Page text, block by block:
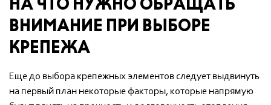
НА ЧТО НУЖНО ОБРАЩАТЬ
ВНИМАНИЕ ПРИ ВЫБОРЕ
КРЕПЕЖА
Еще до выбора крепежных элементов следует выдвинуть
на первый план некоторые факторы, которые напрямую